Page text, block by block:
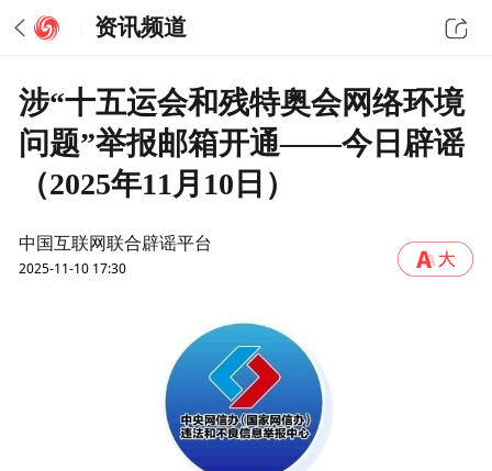
资讯频道
涉“十五运会和残特奥会网络环境
问题”举报邮箱开通——今日辟谣
（2025年11月10日）
中国互联网联合辟谣平台
2025-11-10 17:30